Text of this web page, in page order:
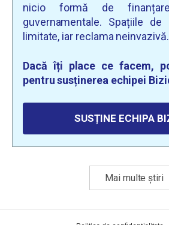
nicio formă de
guvernamentale. Spațiile
limitate, iar reclama neinvazivă.
Dacă îți place ce facem,
pentru susținerea echipei
SUSȚINE ECHIPA
Mai multe știri